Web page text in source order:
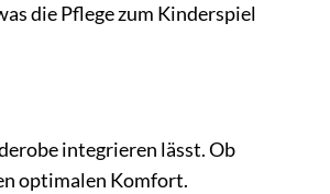
die Pflege zum Kinderspiel
integrieren lässt. Ob
optimalen Komfort.